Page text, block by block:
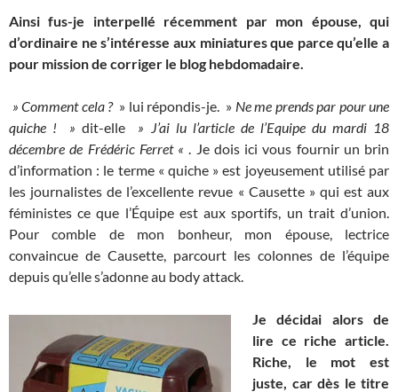
Ainsi fus-je interpellé récemment par mon épouse, qui
d’ordinaire ne s’intéresse aux miniatures que parce qu’elle a
pour mission de corriger le blog hebdomadaire.
» Comment cela ? » lui répondis-je. » Ne me prends par pour une
quiche ! »dit-elle » J’ai lu l’article de l’Equipe du mardi 18
décembre de Frédéric Ferret «
. Je dois ici vous fournir un brin
d’information : le terme « quiche » est joyeusement utilisé par
les journalistes de l’excellente revue « Causette » qui est aux
féministes ce que l’Équipe est aux sportifs, un trait d’union.
Pour comble de mon bonheur, mon épouse, lectrice
convaincue de Causette, parcourt les colonnes de l’équipe
depuis qu’elle s’adonne au body attack.
Je décidai alors de
lire ce riche article.
Riche, le mot est
juste, car dès le titre